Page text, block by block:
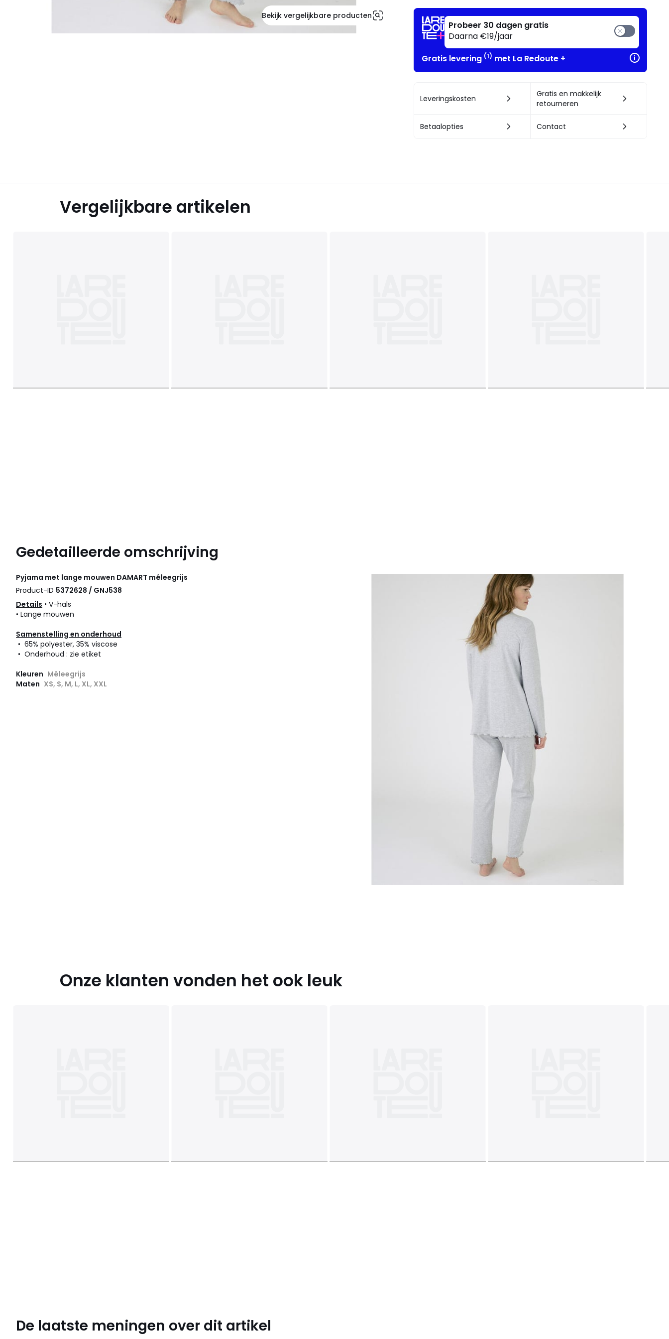
Bekijk vergelijkbare producten
Probeer 30 dagen gratis
Daarna €19/jaar
Gratis levering (1) met La Redoute +
Leveringskosten
Gratis en makkelijk
retourneren
Betaalopties Contact
Vergelijkbare artikelen
Gedetailleerde omschrijving
Pyjama met lange mouwen DAMART mêleegrijs
Product-ID 5372628 / GNJ538
Details • V-hals
• Lange mouwen
Samenstelling en onderhoud
• 65% polyester, 35% viscose
• Onderhoud : zie etiket
Kleuren Mêleegrijs
Maten XS, S, M, L, XL, XXL
Onze klanten vonden het ook leuk
De laatste meningen over dit artikel